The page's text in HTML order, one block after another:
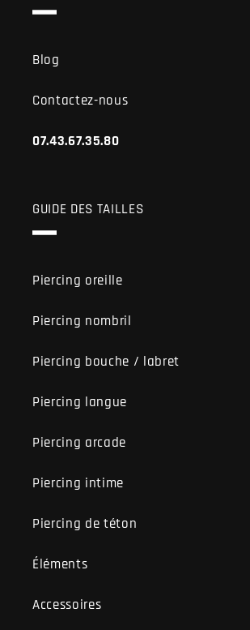
Blog
Contactez-nous
07.43.67.35.80
GUIDE DES TAILLES
Piercing oreille
Piercing nombril
Piercing bouche / labret
Piercing langue
Piercing arcade
Piercing intime
Piercing de téton
Éléments
Accessoires